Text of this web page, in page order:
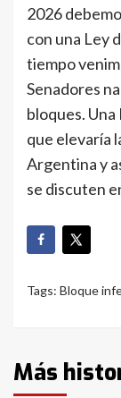
2026
con una Ley
tiempo
Senadores
bloques. Una
que elevaría
Argentina y
se discuten
Tags: Bloque
Más